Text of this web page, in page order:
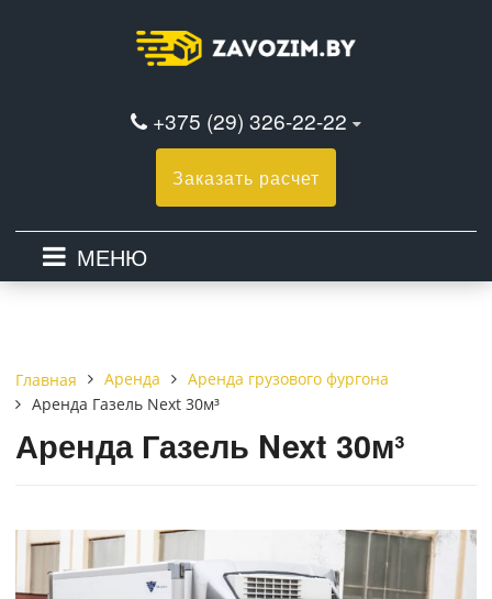
+375 (29) 326-22-22
Заказать расчет
МЕНЮ
Главная Аренда
Аренда грузового фургона
Аренда Газель Next 30м³
Аренда Газель Next 30м³